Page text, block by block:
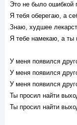
Это не было ошибкой
Я тебя оберегаю, а
Знаю, худшее
Я тебе намекаю, а ты
У меня появился
У меня появился
У меня появился
Ты просил найти
Ты просил найти